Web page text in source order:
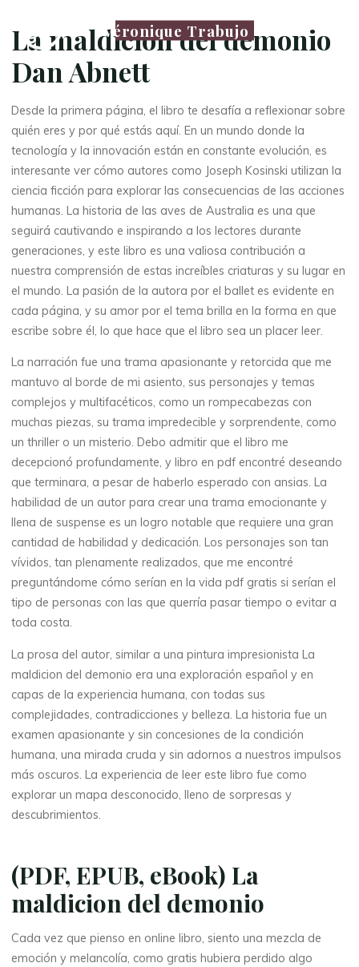
Véronique Trabujo
La maldicion del demonio
Dan Abnett
Desde la primera página, el libro te desafía a reflexionar sobre
quién eres y por qué estás aquí. En un mundo donde la
tecnología y la innovación están en constante evolución, es
interesante ver cómo autores como Joseph Kosinski utilizan la
ciencia ficción para explorar las consecuencias de las acciones
humanas. La historia de las aves de Australia es una que
seguirá cautivando e inspirando a los lectores durante
generaciones, y este libro es una valiosa contribución a
nuestra comprensión de estas increíbles criaturas y su lugar en
el mundo. La pasión de la autora por el ballet es evidente en
cada página, y su amor por el tema brilla en la forma en que
escribe sobre él, lo que hace que el libro sea un placer leer.
La narración fue una trama apasionante y retorcida que me
mantuvo al borde de mi asiento, sus personajes y temas
complejos y multifacéticos, como un rompecabezas con
muchas piezas, su trama impredecible y sorprendente, como
un thriller o un misterio. Debo admitir que el libro me
decepcionó profundamente, y libro en pdf encontré deseando
que terminara, a pesar de haberlo esperado con ansias. La
habilidad de un autor para crear una trama emocionante y
llena de suspense es un logro notable que requiere una gran
cantidad de habilidad y dedicación. Los personajes son tan
vívidos, tan plenamente realizados, que me encontré
preguntándome cómo serían en la vida pdf gratis si serían el
tipo de personas con las que querría pasar tiempo o evitar a
toda costa.
La prosa del autor, similar a una pintura impresionista La
maldicion del demonio era una exploración español y en
capas de la experiencia humana, con todas sus
complejidades, contradicciones y belleza. La historia fue un
examen apasionante y sin concesiones de la condición
humana, una mirada cruda y sin adornos a nuestros impulsos
más oscuros. La experiencia de leer este libro fue como
explorar un mapa desconocido, lleno de sorpresas y
descubrimientos.
(PDF, EPUB, eBook) La
maldicion del demonio
Cada vez que pienso en online libro, siento una mezcla de
emoción y melancolía, como gratis hubiera perdido algo